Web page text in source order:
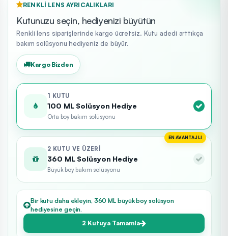
RENKLI LENS AYRICALIKLARI
Kutunuzu seçin, hediyenizi büyütün
Renkli lens siparişlerinde kargo ücretsiz. Kutu adedi arttıkça
bakım solüsyonu hediyeniz de büyür.
Kargo Bizden
1 KUTU
100 ML Solüsyon Hediye
Orta boy bakım solüsyonu
EN AVANTAJLI
2 KUTU VE ÜZERI
360 ML Solüsyon Hediye
Büyük boy bakım solüsyonu
Bir kutu daha ekleyin, 360 ML büyük boy solüsyon
hediyesine geçin.
2 Kutuya Tamamla